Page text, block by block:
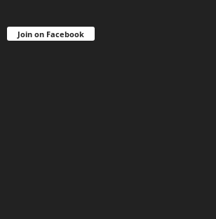
Join on Facebook